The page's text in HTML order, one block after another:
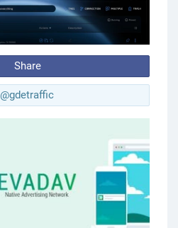
Share
@gdetraffic